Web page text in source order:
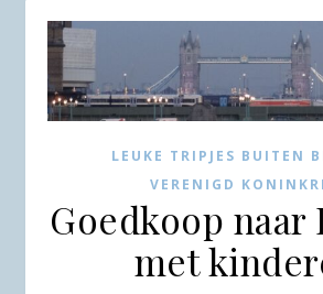
LEUKE TRIPJES BUITEN
VERENIGD
Goedkoop naar
met